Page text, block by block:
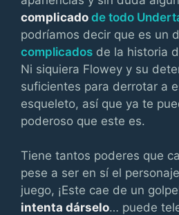
complicado de todo
podríamos decir que es un
complicados de la historia
Ni siquiera Flowey y su
suficientes para derrotar a
esqueleto, así que ya te
poderoso que este es.
Tiene tantos poderes que
pese a ser en sí el
juego, ¡Este cae de un
intenta dárselo… puede